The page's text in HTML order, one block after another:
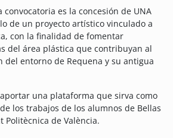
convocatoria es la concesión de UNA
de un proyecto artístico vinculado a
con la finalidad de fomentar
del área plástica que contribuyan al
del entorno de Requena y su antigua
una plataforma que sirva como
los trabajos de los alumnos de Bellas
Politècnica de València.